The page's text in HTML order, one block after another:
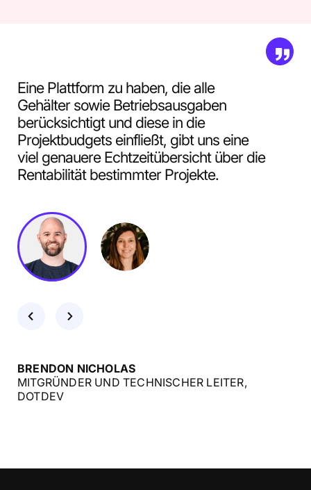
Eine Plattform zu haben, die alle
Gehälter sowie Betriebsausgaben
berücksichtigt und diese in die
Projektbudgets einfließt, gibt uns eine
viel genauere Echtzeitübersicht über die
Rentabilität bestimmter Projekte.
BRENDON NICHOLAS
MITGRÜNDER UND TECHNISCHER LEITER,
DOTDEV